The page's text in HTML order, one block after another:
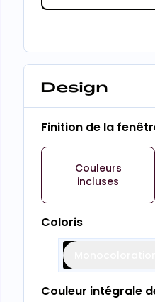
Design
Finition de la
Couleurs
incluses
Coloris
Couleur intégrale